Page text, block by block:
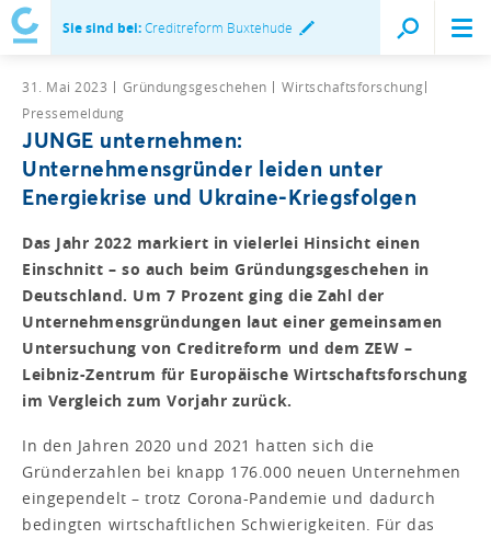
Sie sind bei:Creditreform Buxtehude
31. Mai 2023 Gründungsgeschehen
Wirtschaftsforschung
Pressemeldung
JUNGE unternehmen:
Unternehmensgründer leiden unter
Energiekrise und Ukraine-Kriegsfolgen
Das Jahr 2022 markiert in vielerlei Hinsicht einen
Einschnitt – so auch beim Gründungsgeschehen in
Deutschland. Um 7 Prozent ging die Zahl der
Unternehmensgründungen laut einer gemeinsamen
Untersuchung von Creditreform und dem ZEW –
Leibniz-Zentrum für Europäische Wirtschaftsforschung
im Vergleich zum Vorjahr zurück.
In den Jahren 2020 und 2021 hatten sich die
Gründerzahlen bei knapp 176.000 neuen Unternehmen
eingependelt – trotz Corona-Pandemie und dadurch
bedingten wirtschaftlichen Schwierigkeiten. Für das